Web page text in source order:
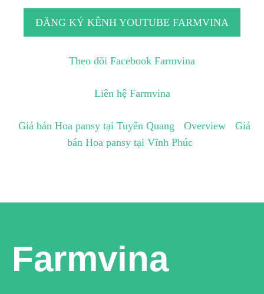
ĐĂNG KÝ KÊNH YOUTUBE FARMVINA
Theo dõi Facebook Farmvina
Liên hệ Farmvina
Giá bán Hoa pansy tại Tuyên Quang Overview
Giá
bán Hoa pansy tại Vĩnh Phúc
Farmvina